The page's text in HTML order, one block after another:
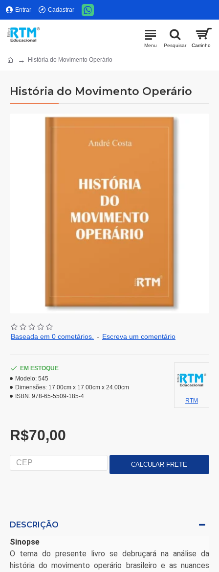
Entrar Cadastrar
História do Movimento Operário
História do Movimento Operário
Baseada em 0 cometários. - Escreva um comentário
R$70,00
EM ESTOQUE
Modelo: 545
Dimensões: 17.00cm x 17.00cm x 24.00cm
ISBN: 978-65-5509-185-4
RTM
DESCRIÇÃO
Sinopse
O tema do presente livro se debruçará na análise da
história do movimento operário brasileiro e as nuances